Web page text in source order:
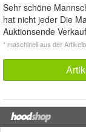
Sehr schöne
hat nicht jeder Die
Auktionsende
* maschinell aus der